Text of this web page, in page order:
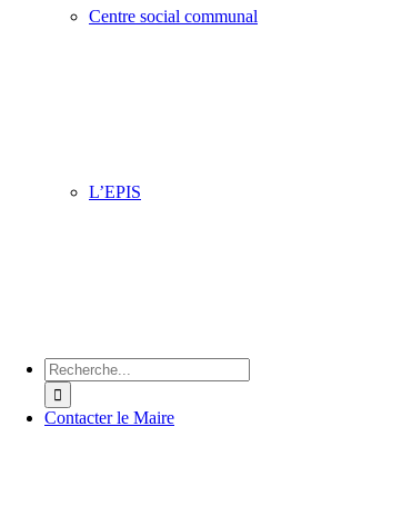
Centre social communal
L’EPIS
Chercher
:
Contacter le Maire